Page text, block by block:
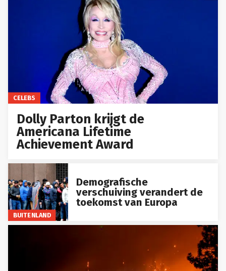
CELEBS
Dolly Parton krijgt de
Americana Lifetime
Achievement Award
BUITENLAND
Demografische
verschuiving verandert de
toekomst van Europa